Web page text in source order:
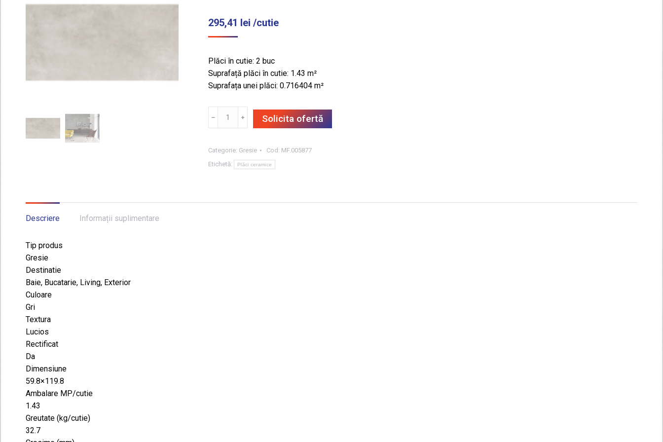
295,41 lei /cutie
Plăci în cutie: 2 buc
Suprafață plăci în cutie: 1.43 m²
Suprafața unei plăci: 0.716404 m²
Cantitate
GREY
1
﹣ ﹢ Solicita ofertă
Categorie: Gresie Cod: MF.005877
Etichetă:
Plăci ceramice
Descriere Informații suplimentare
Tip produs
Gresie
Destinatie
Baie, Bucatarie, Living, Exterior
Culoare
Gri
Textura
Lucios
Rectificat
Da
Dimensiune
59.8×119.8
Ambalare MP/cutie
1.43
Greutate (kg/cutie)
32.7